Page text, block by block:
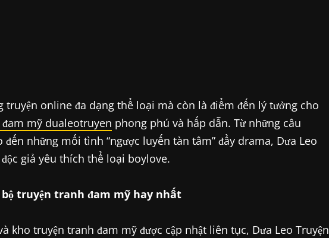
truyện online đa dạng thể loại mà còn là điểm đến lý tưởng cho
mỹ dualeotruyen phong phú và hấp dẫn. Từ những câu
những mối tình “ngược luyến tàn tâm” đầy drama, Dưa Leo
giả yêu thích thể loại boylove.
truyện tranh đam mỹ hay nhất
kho truyện tranh đam mỹ được cập nhật liên tục, Dưa Leo Truyện